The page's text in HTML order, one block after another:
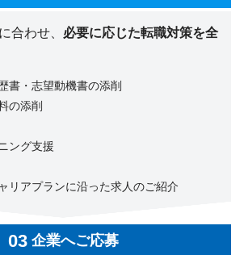
合わせ、 必要に応じた転職対策を全
書・志望動機書の添削
の添削
ング支援
リアプランに沿った求人のご紹介
企業へご応募